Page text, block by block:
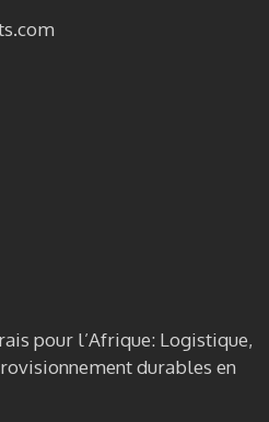
pour l’Afrique: Logistique,
durables en